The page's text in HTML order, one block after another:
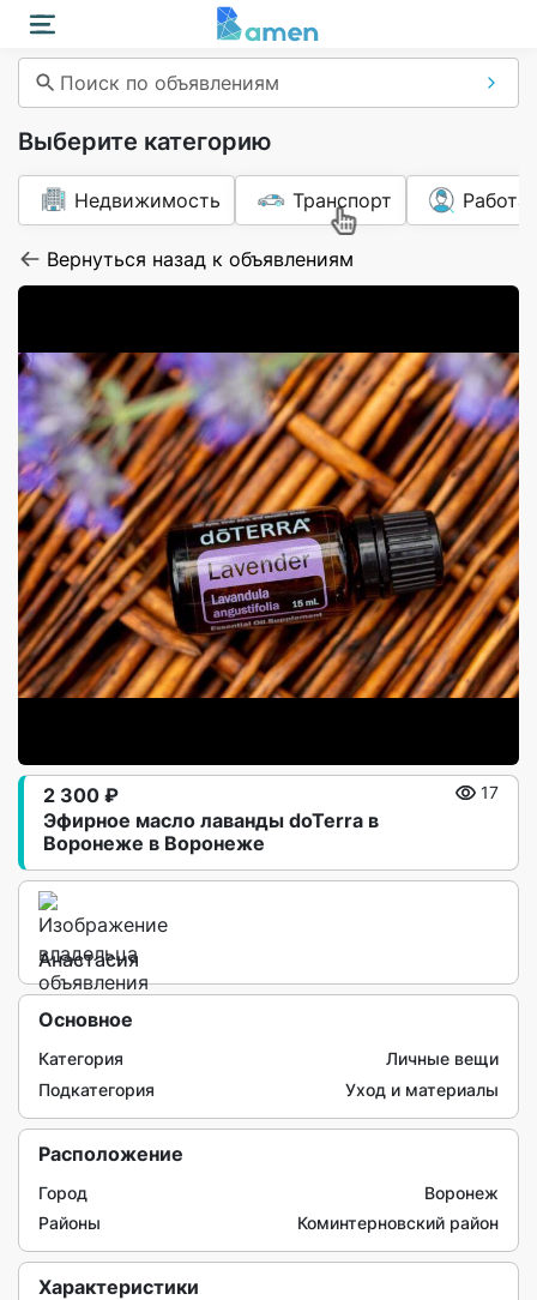
Поиск по объявлениям
Выберите категорию
Недвижимость Транспорт Работа
Вернуться назад к объявлениям
Эфирное масло лаванды doTerra в
Воронеже в Воронеже
2 300 ₽ 17
Анастасия
Основное
Категория
Личные вещи
Подкатегория
Уход и материалы
Расположение
Город
Воронеж
Районы
Коминтерновский район
Характеристики